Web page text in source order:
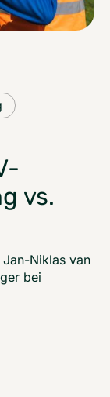
vs.
Niklas van
bei